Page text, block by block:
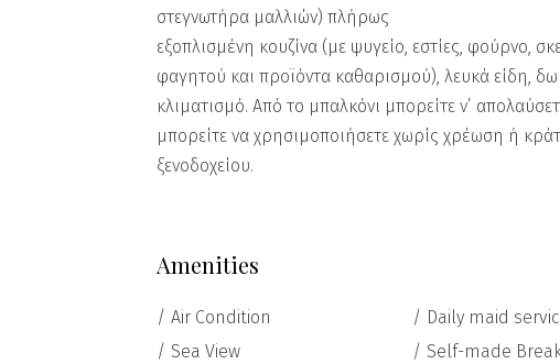
στεγνωτήρα μαλλιών) πλήρως
εξοπλισμένη κουζίνα (με ψυγείο, εστίες, φούρνο,
φαγητού και προϊόντα καθαρισμού), λευκά είδη,
κλιματισμό. Από το μπαλκόνι μπορείτε ν’
μπορείτε να χρησιμοποιήσετε χωρίς χρέωση ή
ξενοδοχείου.
Amenities
Air Condition Daily maid
Sea View
Self-made